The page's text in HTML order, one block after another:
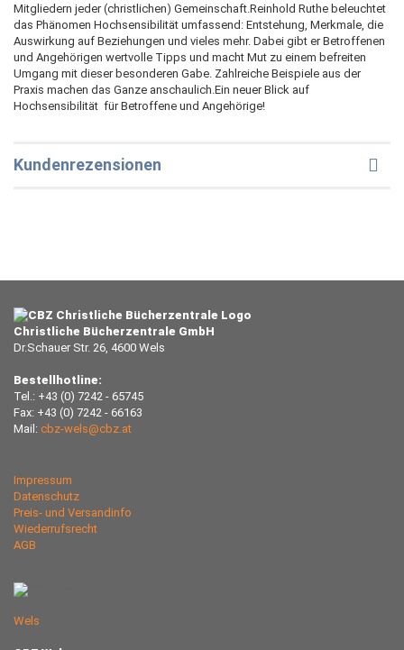
Mitgliedern jeder (christlichen) Gemeinschaft.Reinhold Ruthe beleuchtet
das Phänomen Hochsensibilität umfassend: Entstehung, Merkmale, die
Auswirkung auf Beziehungen und vieles mehr. Dabei gibt er Betroffenen
und Angehörigen wertvolle Tipps und macht Mut zu einem befreiten
Umgang mit dieser besonderen Gabe. Zahlreiche Beispiele aus der
Praxis machen das Ganze anschaulich.Ein neuer Blick auf
Hochsensibilität  für Betroffene und Angehörige!
Kundenrezensionen
Christliche Bücherzentrale GmbH
Dr.Schauer Str. 26, 4600 Wels
Bestellhotline:
Tel.: +43 (0) 7242 - 65745
Fax: +43 (0) 7242 - 66163
Mail: cbz-wels@cbz.at
Impressum
Datenschutz
Preis- und Versandinfo
Wiederrufsrecht
AGB
Wels